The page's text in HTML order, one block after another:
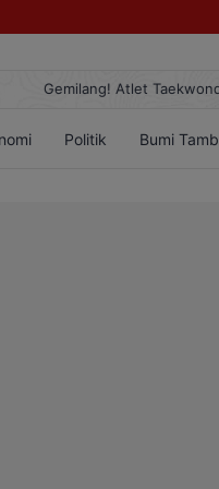
Atlet Taekwondo
Politik Bumi